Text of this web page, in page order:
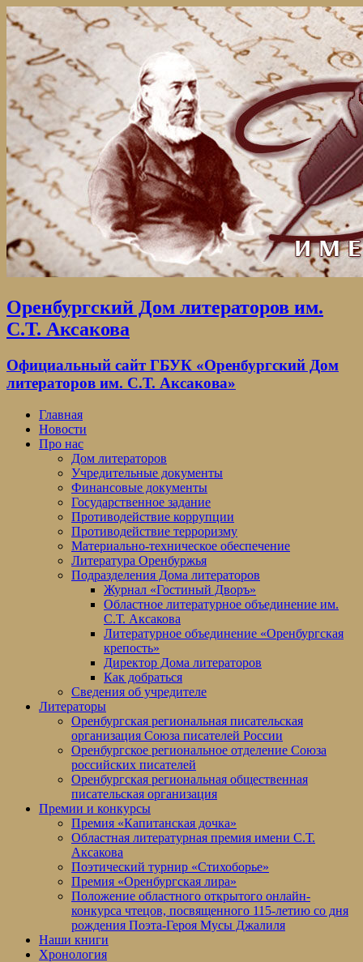
Оренбургский Дом литераторов им.
С.Т. Аксакова
Официальный сайт ГБУК «Оренбургский Дом
литераторов им. С.Т. Аксакова»
Главная
Новости
Про нас
Дом литераторов
Учредительные документы
Финансовые документы
Государственное задание
Противодействие коррупции
Противодействие терроризму
Материально-техническое обеспечение
Литература Оренбуржья
Подразделения Дома литераторов
Журнал «Гостиный Дворъ»
Областное литературное объединение им.
С.Т. Аксакова
Литературное объединение «Оренбургская
крепость»
Директор Дома литераторов
Как добраться
Сведения об учредителе
Литераторы
Оренбургская региональная писательская
организация Союза писателей России
Оренбургское региональное отделение Союза
российских писателей
Оренбургская региональная общественная
писательская организация
Премии и конкурсы
Премия «Капитанская дочка»
Областная литературная премия имени С.Т.
Аксакова
Поэтический турнир «Стихоборье»
Премия «Оренбургская лира»
Положение областного открытого онлайн-
конкурса чтецов, посвященного 115-летию со дня
рождения Поэта-Героя Мусы Джалиля
Наши книги
Хронология